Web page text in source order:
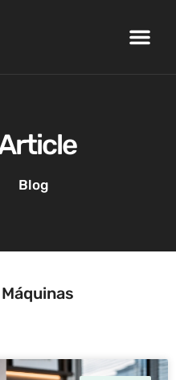
Blog